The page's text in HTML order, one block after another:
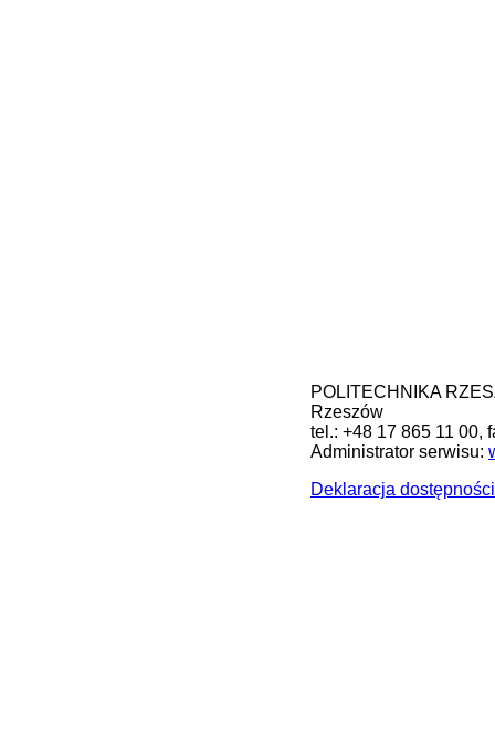
POLITECHNIKA
Rzeszów
tel.: +48 17 865 11 00,
Administrator serwisu:
Deklaracja dostępności